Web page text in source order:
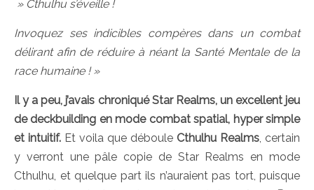
» Cthulhu s’éveille !
Invoquez ses indicibles compères dans un combat
délirant afin de réduire à néant la Santé Mentale de la
race humaine ! »
Il y a peu, j’avais chroniqué Star Realms, un excellent jeu
de deckbuilding en mode combat spatial, hyper simple
et intuitif. Et voila que déboule Cthulhu Realms, certain
y verront une pâle copie de Star Realms en mode
Cthulhu, et quelque part ils n’auraient pas tort, puisque